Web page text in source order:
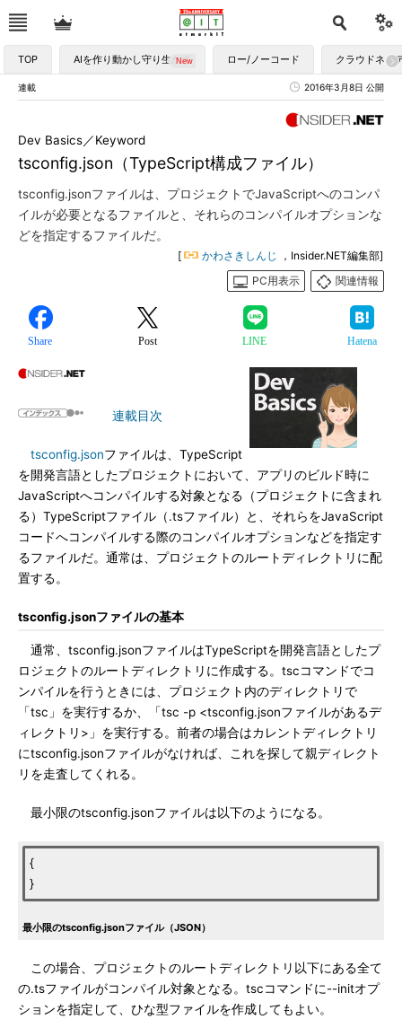
TOP AIを作り動かし守り生かす ロー/ノーコード クラウドネイ
連載 2016年3月8日 公開
tsconfig.json（TypeScript構成ファイル）
Dev Basics／Keyword
tsconfig.jsonファイルは、プロジェクトでJavaScriptへのコンパ
イルが必要となるファイルと、それらのコンパイルオプションな
どを指定するファイルだ。
[ かわさきしんじ
，Insider.NET編集部]
PC用表示
関連情報
Share Post LINE Hatena
連載目次
tsconfig.jsonファイルは、TypeScript
を開発言語としたプロジェクトにおいて、アプリのビルド時に
JavaScriptへコンパイルする対象となる（プロジェクトに含まれ
る）TypeScriptファイル（.tsファイル）と、それらをJavaScript
コードへコンパイルする際のコンパイルオプションなどを指定す
るファイルだ。通常は、プロジェクトのルートディレクトリに配
置する。
tsconfig.jsonファイルの基本
通常、tsconfig.jsonファイルはTypeScriptを開発言語としたプ
ロジェクトのルートディレクトリに作成する。tscコマンドでコ
ンパイルを行うときには、プロジェクト内のディレクトリで
「tsc」を実行するか、「tsc -p <tsconfig.jsonファイルがあるデ
ィレクトリ>」を実行する。前者の場合はカレントディレクトリ
にtsconfig.jsonファイルがなければ、これを探して親ディレクト
リを走査してくれる。
最小限のtsconfig.jsonファイルは以下のようになる。
{
}
最小限のtsconfig.jsonファイル（JSON）
この場合、プロジェクトのルートディレクトリ以下にある全て
の.tsファイルがコンパイル対象となる。tscコマンドに--initオプ
ションを指定して、ひな型ファイルを作成してもよい。